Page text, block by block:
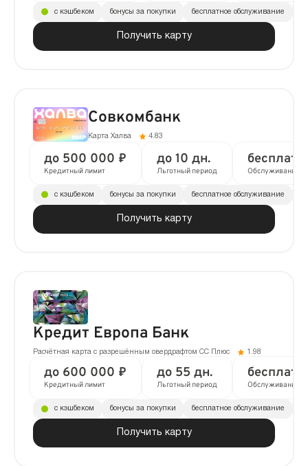
Получить карту
с кэшбеком бонусы за покупки бесплатное обслуживание
Совкомбанк
Карта Халва 4.83
до 500 000 ₽
Кредитный лимит
до 10 дн.
Льготный период Обслуживание
Получить карту
с кэшбеком бонусы за покупки бесплатное обслуживание
Кредит Европа Банк
Расчётная карта с разрешённым овердрафтом CC Плюс 1.98
до 600 000 ₽
Кредитный лимит
до 55 дн.
Льготный период Обслуживание
Получить карту
с кэшбеком бонусы за покупки бесплатное обслуживание